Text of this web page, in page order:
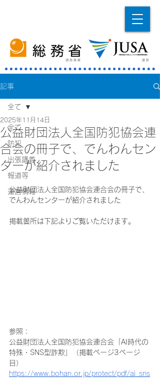
記事
全て
防犯
出張講義
報道等
運営情報
全て
公益財団法人全国防犯協会連
合会の冊子で、でんわんセン
ターが紹介されました
2025年11月14日
公益財団法人全国防犯協会連合会の冊子で、
でんわんセンターが紹介されました
掲載箇所は下記よりご覧いただけます。
参照：
公益財団法人全国防犯協会連合会「AI時代の
特殊・SNS型詐欺」（掲載ページ3ページ
目）
https://www.bohan.or.jp/protect/pdf/ai_sns